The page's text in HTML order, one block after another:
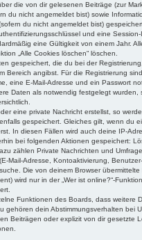
die von dir gelesenen Beiträge (zur
du nicht angemeldet bist) sowie
du nicht angemeldet bist)
und eine
eine Gültigkeit von einem Jahr.
„Alle Cookies löschen“ löschen.
gespeichert, die du bei der
Bereich angibst. Für die Registrierung
eine E-Mail-Adresse und ein Passwort
Daten als notwendig festgelegt wurden,
eine private Nachricht erstellst, so
gespeichert. Gleiches gilt, wenn du
In diesen Fällen wird auch deine IP-
bei folgenden Aktionen gespeichert:
zählen Private Nachrichten und
Mail-Adresse, Kontoaktivierung,
Die von deinem Browser übermittelte
wird nur in der „Wer ist online?“-
Funktionen des Boards, dass weitere
gehören dein Abstimmungsverhalten bei
Beiträgen oder explizit von dir gesetzte